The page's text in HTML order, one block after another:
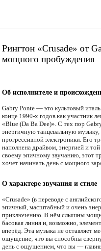
Рингтон «Crusade» от
мощного пробуждения
Об исполнителе и
Gabry Ponte — это культовый
конце 1990-х годов как участник
«Blue (Da Ba Dee)». С тех пор
энергичную танцевальную музыку,
прогрессивной электроники. Его
наполнена драйвом, энергией и
своему эпичному звучанию, этот
хочет начинать день с мощного
О характере звучания и стиле
«Crusade» (в переводе с
эпичный, масштабный и очень
приключению. В нём слышны
басовая линия и, возможно,
вперёд. Эта музыка не оставляет
ощущение, что вы способны
день с ощущением, что вы —